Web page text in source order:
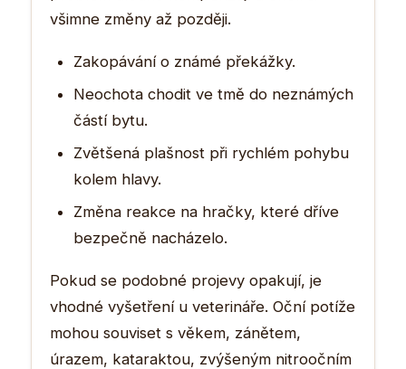
všimne změny až později.
Zakopávání o známé překážky.
Neochota chodit ve tmě do neznámých
částí bytu.
Zvětšená plašnost při rychlém pohybu
kolem hlavy.
Změna reakce na hračky, které dříve
bezpečně nacházelo.
Pokud se podobné projevy opakují, je
vhodné vyšetření u veterináře. Oční potíže
mohou souviset s věkem, zánětem,
úrazem, kataraktou, zvýšeným nitroočním